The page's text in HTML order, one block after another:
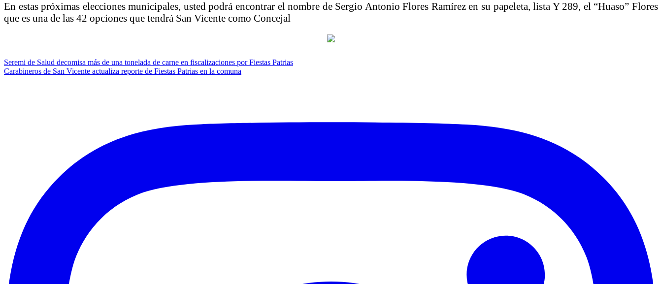
En estas próximas elecciones municipales, usted podrá encontrar el nombre de Sergio Antonio Flores Ramírez en su papeleta, lista Y 289, el “Huaso” Flores
que es una de las 42 opciones que tendrá San Vicente como Concejal
Navegación
de
Seremi de Salud decomisa más de una tonelada de carne en fiscalizaciones por Fiestas Patrias
Carabineros de San Vicente actualiza reporte de Fiestas Patrias en la comuna